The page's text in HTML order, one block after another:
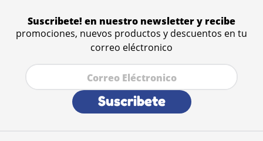
Suscribete! en nuestro newsletter y recibe
promociones, nuevos productos y descuentos en tu
correo eléctronico
Suscribete